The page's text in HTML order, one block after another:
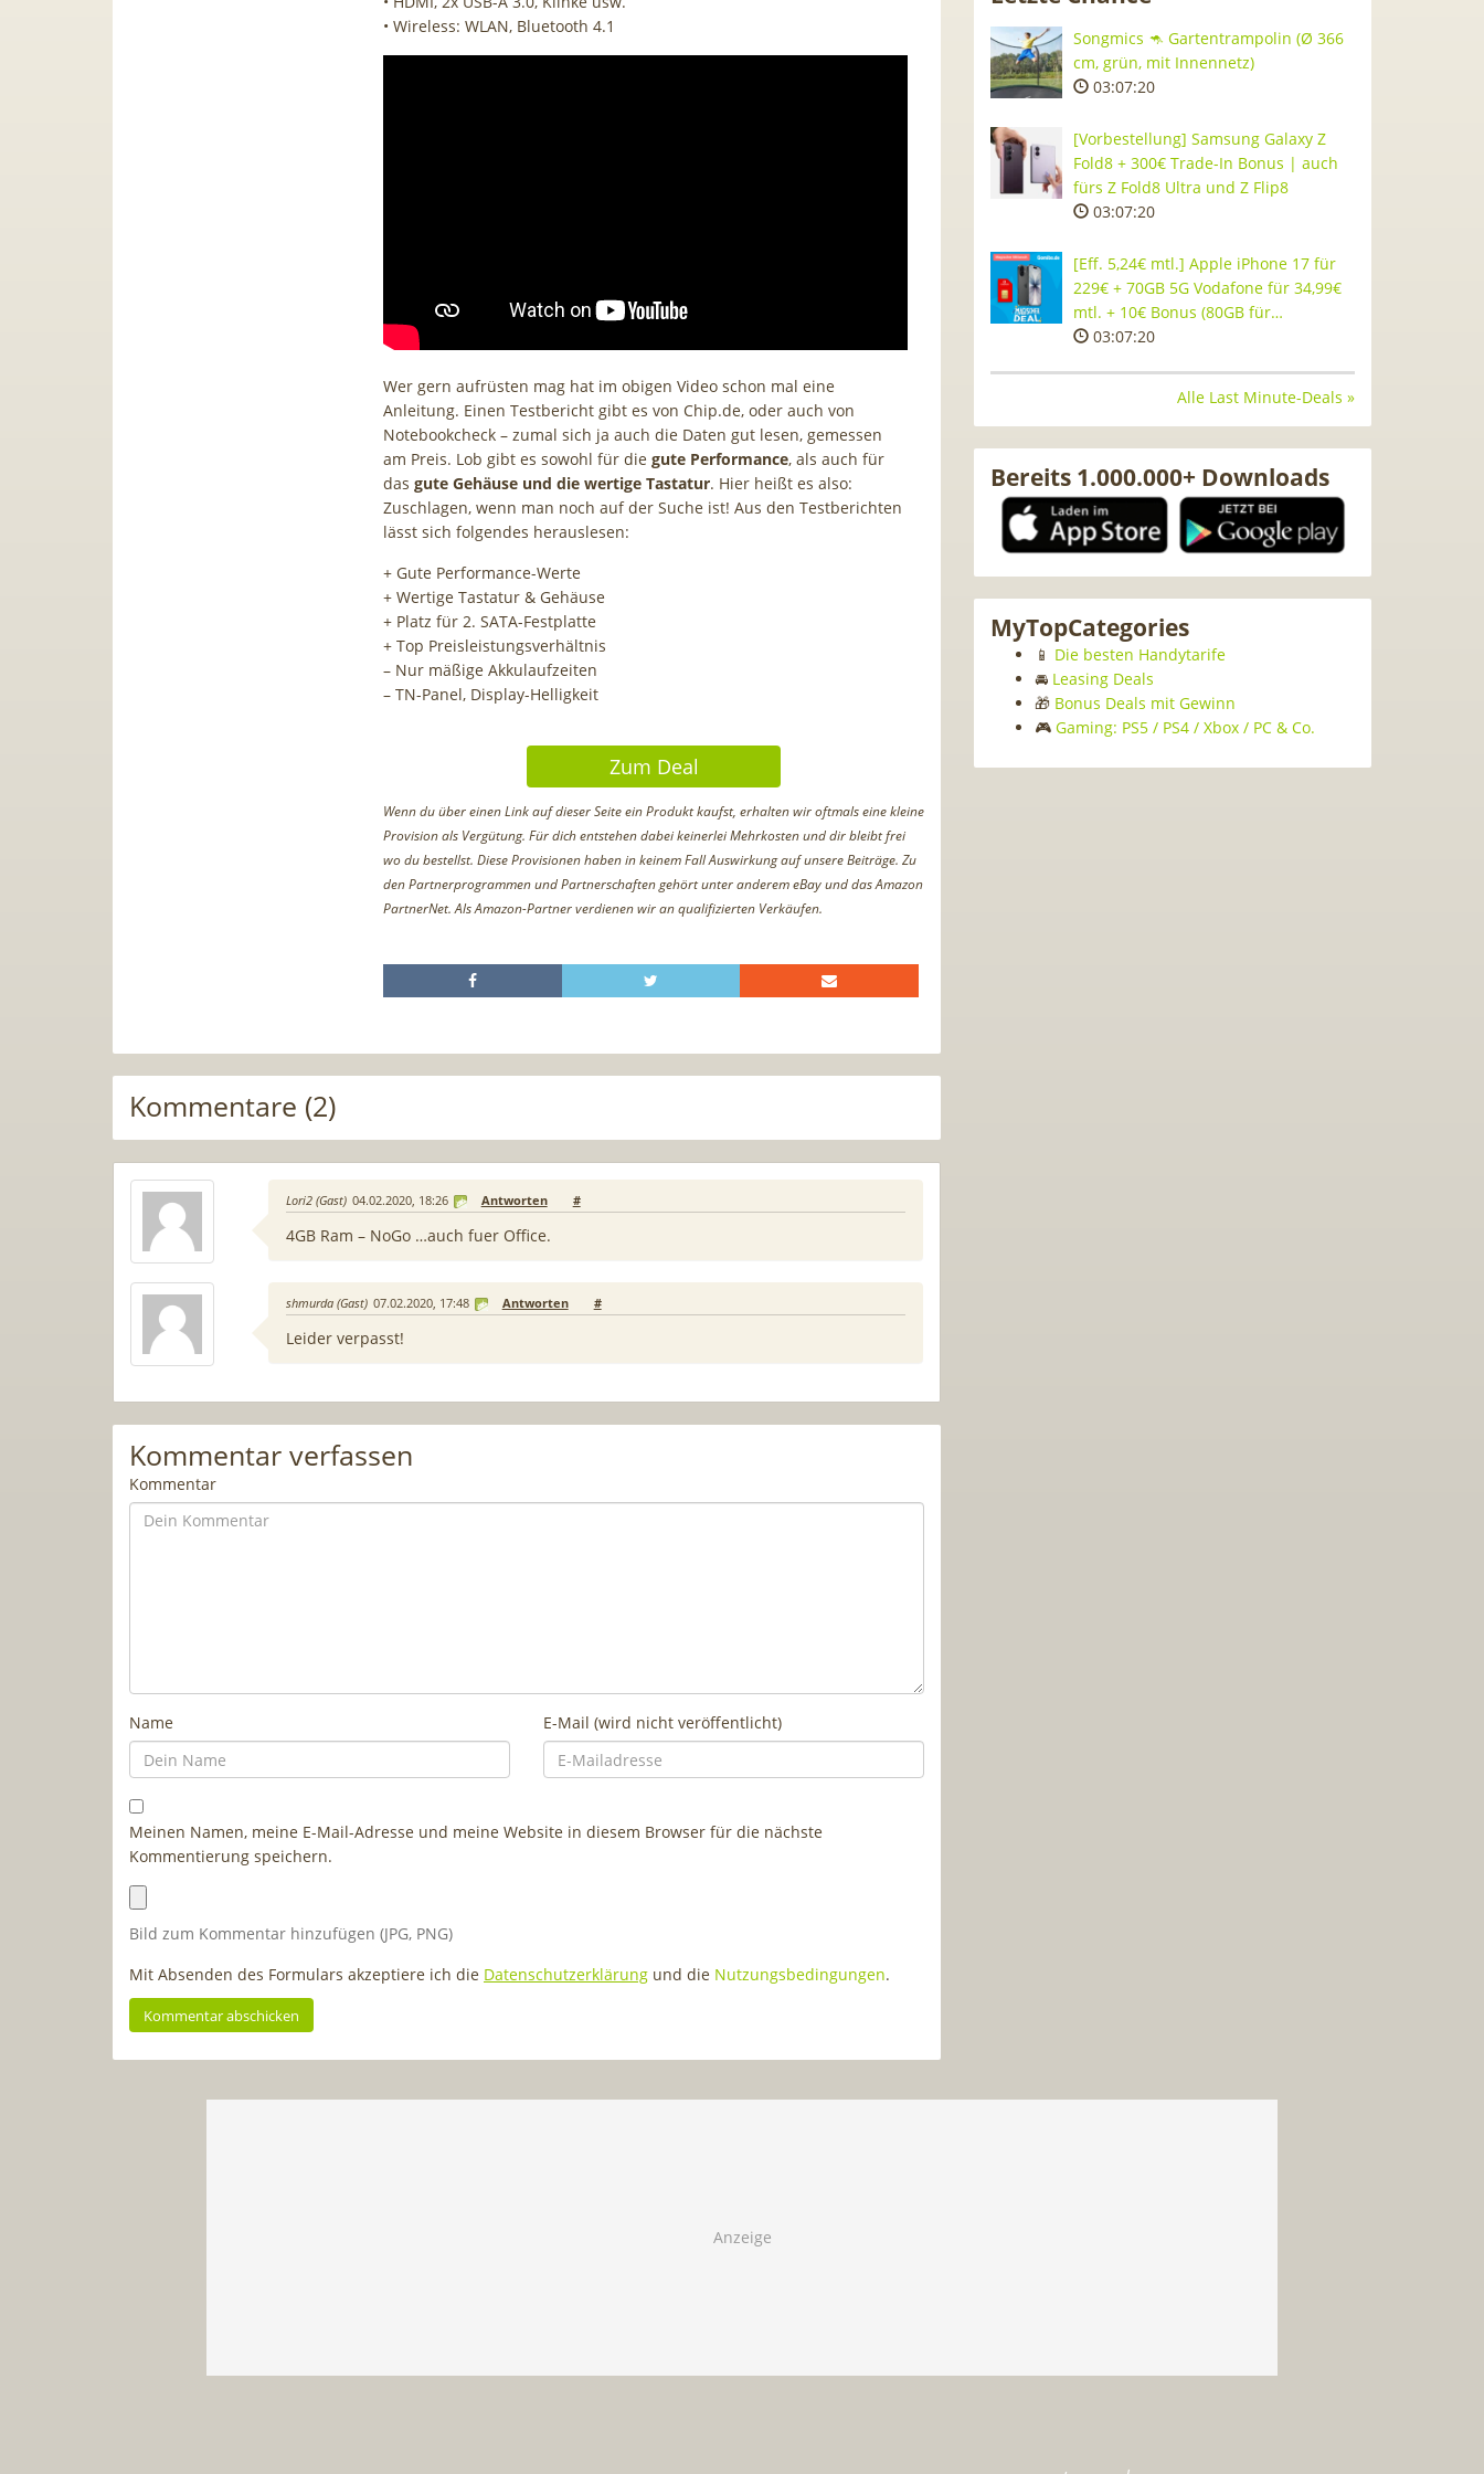
• Wireless: WLAN, Bluetooth 4.1
Wer gern aufrüsten mag hat im obigen Video schon mal eine
Anleitung. Einen Testbericht gibt es von Chip.de, oder auch von
Notebookcheck – zumal sich ja auch die Daten gut lesen, gemessen
am Preis. Lob gibt es sowohl für die gute Performance, als auch für
das gute Gehäuse und die wertige Tastatur. Hier heißt es also:
Zuschlagen, wenn man noch auf der Suche ist! Aus den Testberichten
lässt sich folgendes herauslesen:
+ Gute Performance-Werte
+ Wertige Tastatur & Gehäuse
+ Platz für 2. SATA-Festplatte
+ Top Preisleistungsverhältnis
– Nur mäßige Akkulaufzeiten
– TN-Panel, Display-Helligkeit
Zum Deal
Wenn du über einen Link auf dieser Seite ein Produkt kaufst, erhalten wir oftmals eine kleine
Provision als Vergütung. Für dich entstehen dabei keinerlei Mehrkosten und dir bleibt frei
wo du bestellst. Diese Provisionen haben in keinem Fall Auswirkung auf unsere Beiträge. Zu
den Partnerprogrammen und Partnerschaften gehört unter anderem eBay und das Amazon
PartnerNet. Als Amazon-Partner verdienen wir an qualifizierten Verkäufen.
Kommentare (2)
Lori2 (Gast) 04.02.2020, 18:26 Antworten #
4GB Ram – NoGo …auch fuer Office.
shmurda (Gast) 07.02.2020, 17:48 Antworten #
Leider verpasst!
Kommentar verfassen
Kommentar
Name E-Mail (wird nicht veröffentlicht)
Meinen Namen, meine E-Mail-Adresse und meine Website in diesem Browser für die nächste
Kommentierung speichern.
Bild zum Kommentar hinzufügen (JPG, PNG)
Mit Absenden des Formulars akzeptiere ich die Datenschutzerklärung und die Nutzungsbedingungen.
Songmics 🦘 Gartentrampolin (Ø 366
cm, grün, mit Innennetz)
03:07:19
[Vorbestellung] Samsung Galaxy Z
Fold8 + 300€ Trade-In Bonus | auch
fürs Z Fold8 Ultra und Z Flip8
03:07:19
[Eff. 5,24€ mtl.] Apple iPhone 17 für
229€ + 70GB 5G Vodafone für 34,99€
mtl. + 10€ Bonus (80GB für…
03:07:19
Alle Last Minute-Deals »
Bereits 1.000.000+ Downloads
MyTopCategories
📱 Die besten Handytarife
🚘 Leasing Deals
🎁 Bonus Deals mit Gewinn
🎮 Gaming: PS5 / PS4 / Xbox / PC & Co.